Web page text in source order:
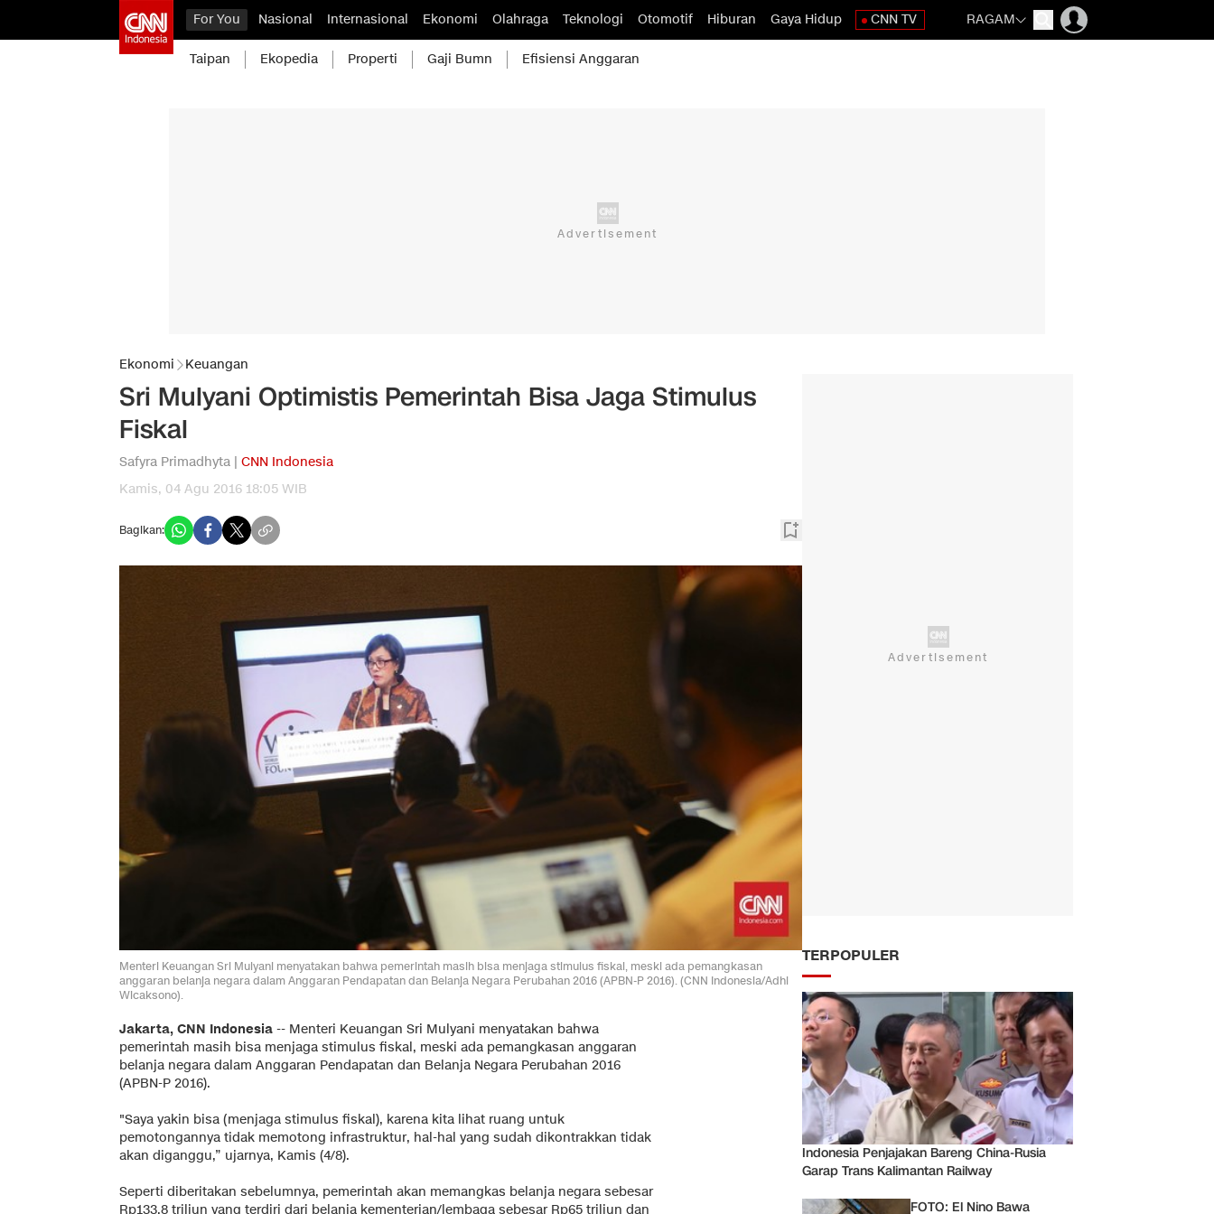
For You Nasional Internasional Ekonomi Olahraga Teknologi Otomotif Hiburan Gaya Hidup CNN TV RAGAM
Taipan Ekopedia Properti Gaji Bumn Efisiensi Anggaran
Ekonomi Keuangan
Sri Mulyani Optimistis Pemerintah Bisa Jaga Stimulus
Fiskal
Safyra Primadhyta | CNN Indonesia
Kamis, 04 Agu 2016 18:05 WIB
Bagikan:
Menteri Keuangan Sri Mulyani menyatakan bahwa pemerintah masih bisa menjaga stimulus fiskal, meski ada pemangkasan
anggaran belanja negara dalam Anggaran Pendapatan dan Belanja Negara Perubahan 2016 (APBN-P 2016). (CNN Indonesia/Adhi
Wicaksono).
Jakarta, CNN Indonesia -- Menteri Keuangan Sri Mulyani menyatakan bahwa
pemerintah masih bisa menjaga stimulus fiskal, meski ada pemangkasan anggaran
belanja negara dalam Anggaran Pendapatan dan Belanja Negara Perubahan 2016
(APBN-P 2016).
"Saya yakin bisa (menjaga stimulus fiskal), karena kita lihat ruang untuk
pemotongannya tidak memotong infrastruktur, hal-hal yang sudah dikontrakkan tidak
akan diganggu,” ujarnya, Kamis (4/8).
Seperti diberitakan sebelumnya, pemerintah akan memangkas belanja negara sebesar
Rp133,8 triliun yang terdiri dari belanja kementerian/lembaga sebesar Rp65 triliun dan
TERPOPULER
Indonesia Penjajakan Bareng China-Rusia
Garap Trans Kalimantan Railway
FOTO: El Nino Bawa